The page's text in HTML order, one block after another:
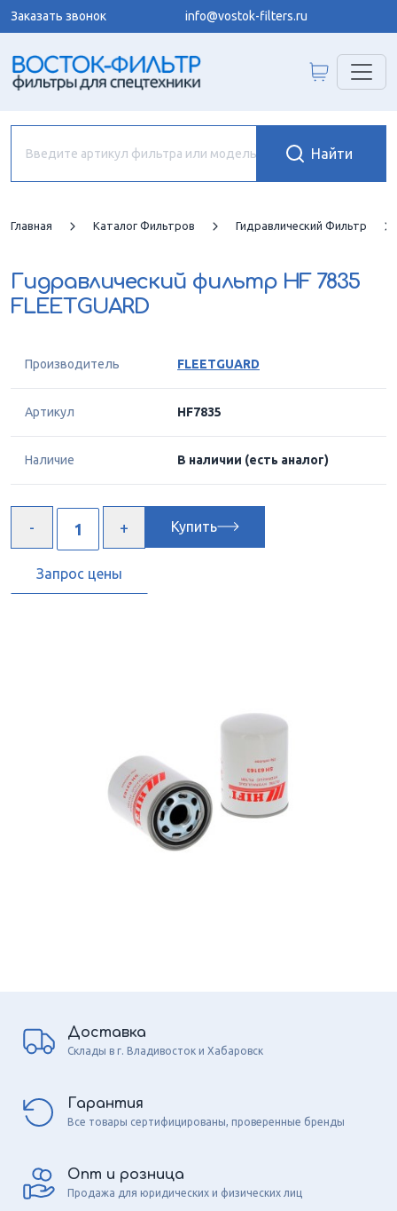
Заказать звонок info@vostok-filters.ru
Главная Каталог Фильтров Гидравлический Фильтр
Гидравлический фильтр HF 7835
FLEETGUARD
Производитель FLEETGUARD
Артикул HF7835
Наличие В наличии (есть аналог)
Купить
Запрос цены
Доставка
Склады в г. Владивосток и Хабаровск
Гарантия
Все товары сертифицированы, проверенные бренды
Опт и розница
Продажа для юридических и физических лиц